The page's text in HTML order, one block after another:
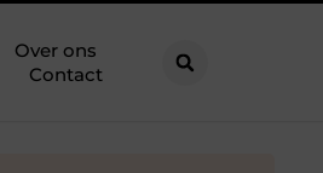
Over ons
Contact